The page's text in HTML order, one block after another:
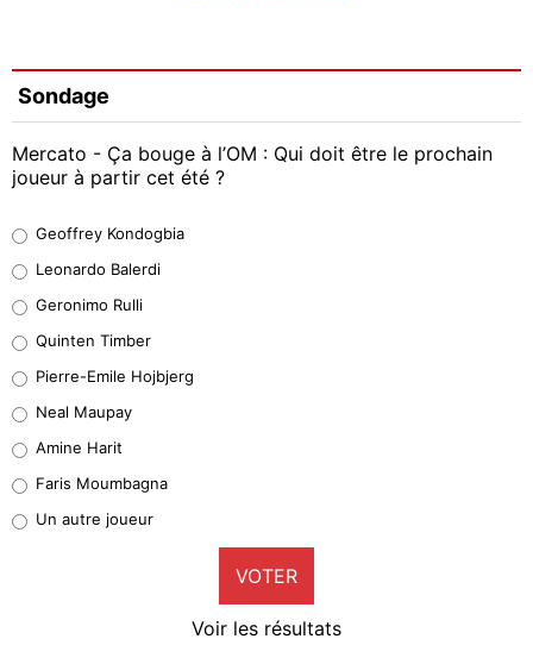
Sondage
Mercato - Ça bouge à l’OM : Qui doit être le prochain
joueur à partir cet été ?
38%
32%
5%
1%
9%
Geoffrey Kondogbia
Leonardo Balerdi
Geronimo Rulli
Quinten Timber
Pierre-Emile Hojbjerg
Neal Maupay
Amine Harit
Faris Moumbagna
Un autre joueur
VOTER
Voir les résultats